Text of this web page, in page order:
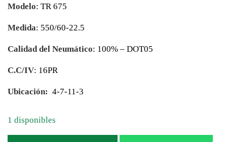
Modelo: TR 675
Medida: 550/60-22.5
Calidad del Neumático: 100% – DOT05
C.C/IV: 16PR
Ubicación: 4-7-11-3
1 disponibles